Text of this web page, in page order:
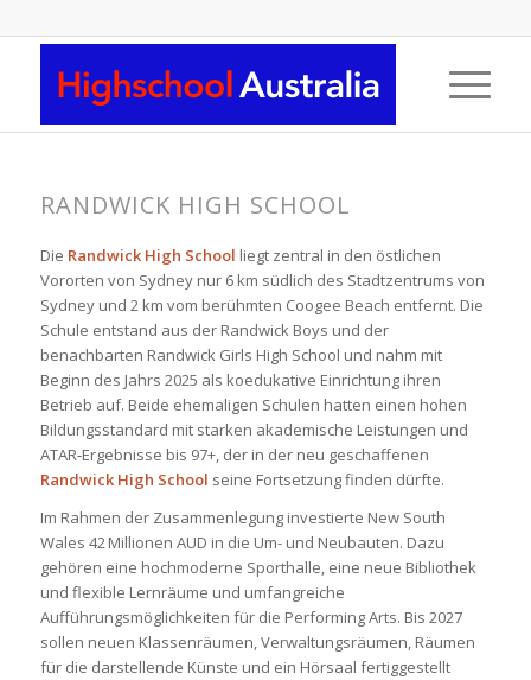
RANDWICK HIGH SCHOOL
Die Randwick High School liegt zentral in den östlichen
Vororten von Sydney nur 6 km südlich des Stadtzentrums von
Sydney und 2 km vom berühmten Coogee Beach entfernt. Die
Schule entstand aus der Randwick Boys und der
benachbarten Randwick Girls High School und nahm mit
Beginn des Jahrs 2025 als koedukative Einrichtung ihren
Betrieb auf. Beide ehemaligen Schulen hatten einen hohen
Bildungsstandard mit starken akademische Leistungen und
ATAR‑Ergebnisse bis 97+, der in der neu geschaffenen
Randwick High School seine Fortsetzung finden dürfte.
Im Rahmen der Zusammenlegung investierte New South
Wales 42 Millionen AUD in die Um- und Neubauten. Dazu
gehören eine hochmoderne Sporthalle, eine neue Bibliothek
und flexible Lernräume und umfangreiche
Aufführungsmöglichkeiten für die Performing Arts. Bis 2027
sollen neuen Klassenräumen, Verwaltungsräumen, Räumen
für die darstellende Künste und ein Hörsaal fertiggestellt